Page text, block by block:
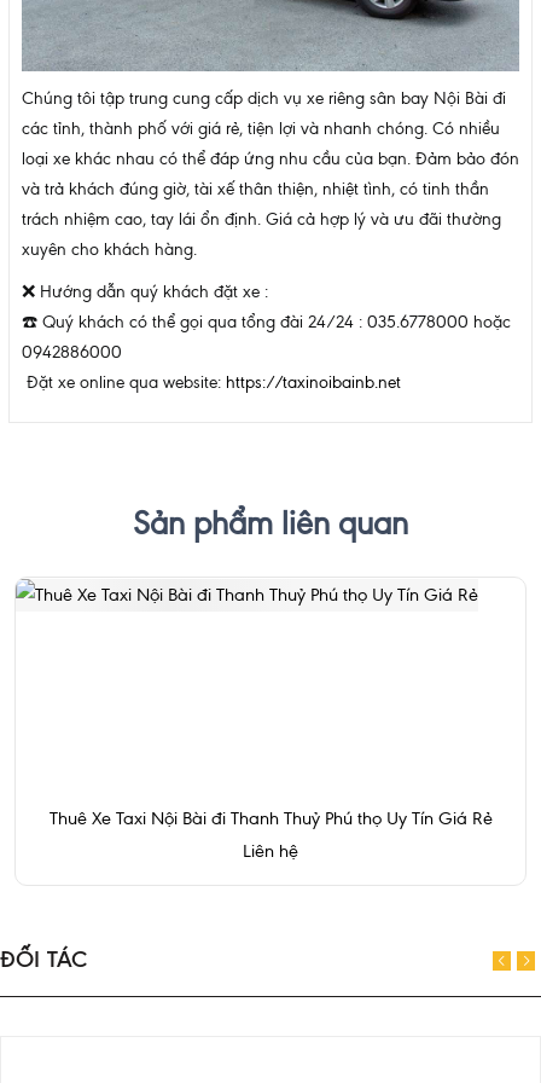
Chúng tôi tập trung cung cấp dịch vụ xe riêng sân bay Nội Bài đi
các tỉnh, thành phố với giá rẻ, tiện lợi và nhanh chóng. Có nhiều
loại xe khác nhau có thể đáp ứng nhu cầu của bạn. Đảm bảo đón
và trả khách đúng giờ, tài xế thân thiện, nhiệt tình, có tinh thần
trách nhiệm cao, tay lái ổn định. Giá cả hợp lý và ưu đãi thường
xuyên cho khách hàng.
❌ Hướng dẫn quý khách đặt xe :
☎️ Quý khách có thể gọi qua tổng đài 24/24 : 035.6778000 hoặc
0942886000
Đặt xe online qua website: https://taxinoibainb.net
Sản phẩm liên quan
Thuê Xe Taxi Nội Bài đi Thanh Thuỷ Phú thọ Uy Tín Giá Rẻ
Liên hệ
ĐỐI TÁC